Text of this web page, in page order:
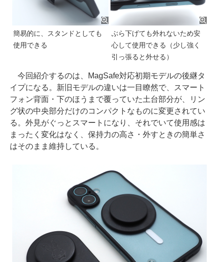
簡易的に、スタンドとしても
使用できる
ぶら下げても外れないため安
心して使用できる（少し強く
引っ張ると外せる）
今回紹介するのは、MagSafe対応初期モデルの後継タ
イプになる。新旧モデルの違いは一目瞭然で、スマート
フォン背面・下のほうまで覆っていた土台部分が、リン
グ状の中央部分だけのコンパクトなものに変更されてい
る。外見がぐっとスマートになり、それでいて使用感は
まったく変化はなく、保持力の高さ・外すときの簡単さ
はそのまま維持している。